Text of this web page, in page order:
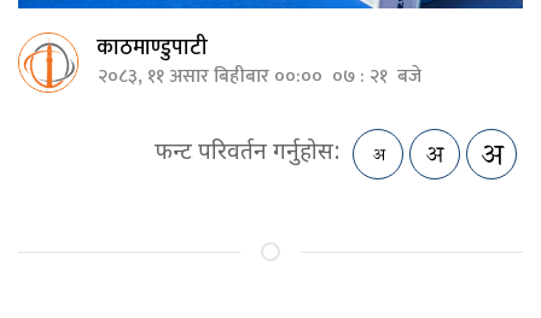
काठमाण्डुपाटी
२०८३, ११ असार बिहीबार ००:०० ०७ : २१ बजे
फन्ट परिवर्तन गर्नुहोस: